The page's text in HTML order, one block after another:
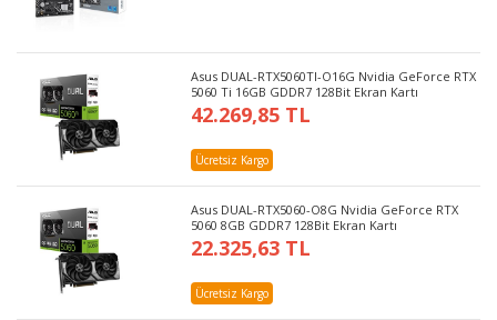
Asus DUAL-RTX5060TI-O16G Nvidia GeForce RTX
5060 Ti 16GB GDDR7 128Bit Ekran Kartı
42.269,85 TL
Ücretsiz Kargo
Asus DUAL-RTX5060-O8G Nvidia GeForce RTX
5060 8GB GDDR7 128Bit Ekran Kartı
22.325,63 TL
Ücretsiz Kargo